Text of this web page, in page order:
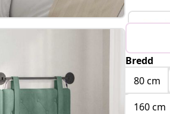
Blå
Bredd
80 cm
160 cm